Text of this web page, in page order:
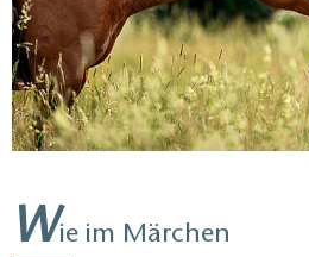
Wie im Märchen